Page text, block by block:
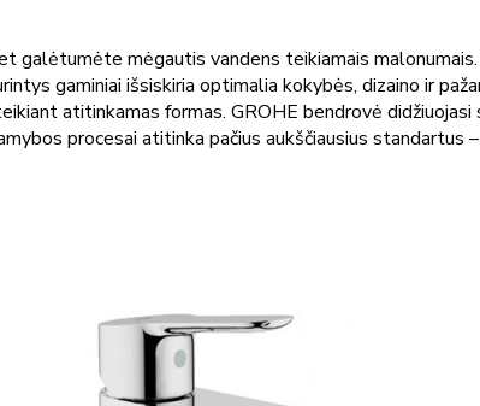
galėtumėte mėgautis vandens teikiamais
gaminiai išsiskiria optimalia kokybės, dizaino ir
atitinkamas formas. GROHE bendrovė
procesai atitinka pačius aukščiausius standartus